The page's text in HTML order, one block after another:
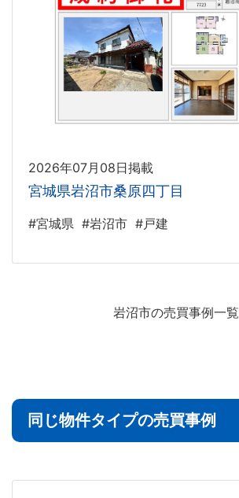
2026年07月08日掲載
宮城県岩沼市桑原四丁目
#宮城県 #岩沼市 #戸建
岩沼市の売買事例一覧
同じ物件タイプの売買事例